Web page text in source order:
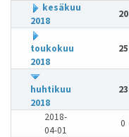
kesäkuu
2018
20
toukokuu
2018
25
huhtikuu
2018
23
2018-
04-01
0